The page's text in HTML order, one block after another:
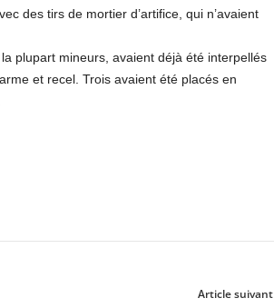
des tirs de mortier d’artifice, qui n’avaient
plupart mineurs, avaient déjà été interpellés
et recel. Trois avaient été placés en
Article suivant